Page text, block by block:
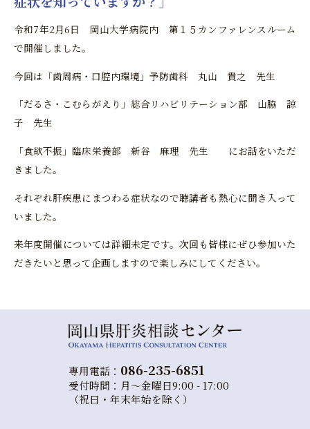
令和7年2月6日 岡山大学病院内 第１５カンファレンスルーム
で開催しました。
今回は「歯周病・口腔内環境」予防歯科 丸山 貴之 先生
「だるさ・こむらがえり」総合リハビリテーション部 山脇 諒
子 先生
「食欲不振」臨床栄養部 新谷 麻理 先生 にお話をいただ
きました。
それぞれ肝疾患にまつわる症状なので聴講者も熱心に聞き入って
いました。
来年度開催については詳細未定です。次回も皆様にぜひ参加いた
だきたいと思って企画しますので楽しみにしてください。
専用電話： 086-235-6851
受付時間：月～金曜日9:00 - 17:00
（祝日・年末年始を除く）